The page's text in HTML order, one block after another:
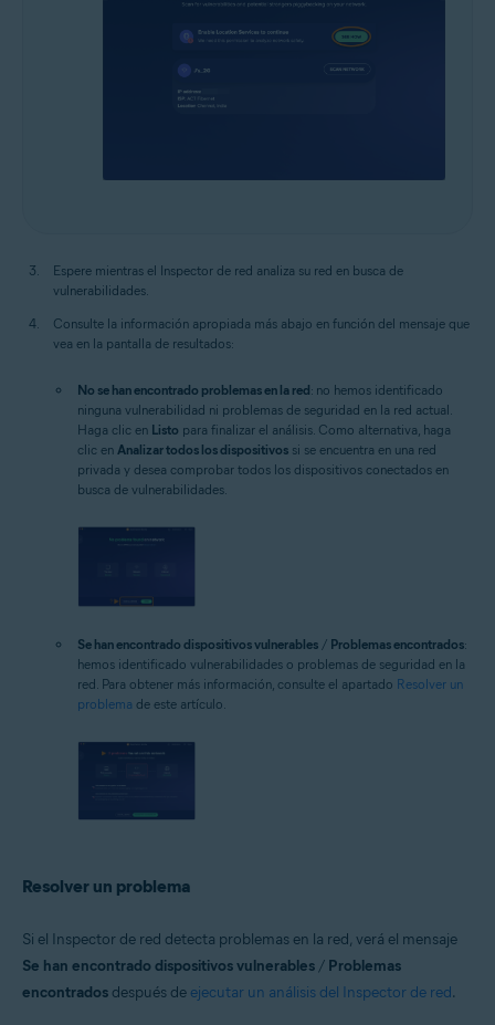
Espere mientras el Inspector de red analiza su red en busca de
vulnerabilidades.
Consulte la información apropiada más abajo en función del mensaje que
vea en la pantalla de resultados:
No se han encontrado problemas en la red: no hemos identificado
ninguna vulnerabilidad ni problemas de seguridad en la red actual.
Haga clic en Listo para finalizar el análisis. Como alternativa, haga
clic en Analizar todos los dispositivos si se encuentra en una red
privada y desea comprobar todos los dispositivos conectados en
busca de vulnerabilidades.
Se han encontrado dispositivos vulnerables / Problemas encontrados:
hemos identificado vulnerabilidades o problemas de seguridad en la
red. Para obtener más información, consulte el apartado Resolver un
problema de este artículo.
Resolver un problema
Si el Inspector de red detecta problemas en la red, verá el mensaje
Se han encontrado dispositivos vulnerables / Problemas
encontrados después de ejecutar un análisis del Inspector de red.